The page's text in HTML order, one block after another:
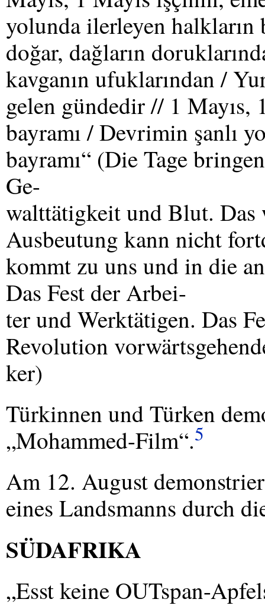
yolunda ilerleyen halkların
doğar, dağların
kavganın ufuklarından /
gelen gündedir // 1
bayramı / Devrimin şanlı
bayramı“ (Die Tage
Ge-
walttätigkeit und Blut.
Ausbeutung kann nicht
kommt zu uns und in die
Das Fest der Arbei-
ter und Werktätigen. Das
Revolution
ker)
Türkinnen und Türken
„Mohammed-Film“.5
Am 12. August
eines Landsmanns durch
SÜDAFRIKA
„Esst keine OUTspan-